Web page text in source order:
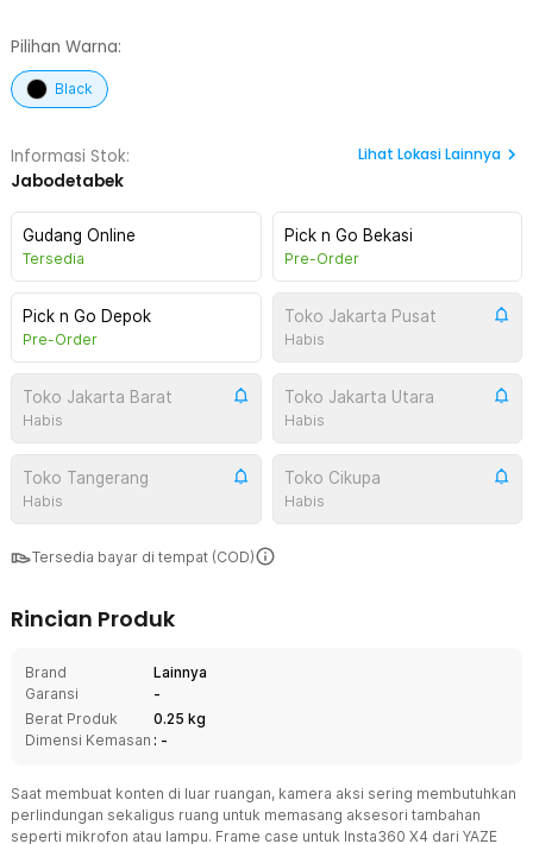
Pilihan Warna:
Black
Informasi Stok:
Jabodetabek
Lihat Lokasi Lainnya
Gudang Online
Tersedia
Pick n Go Bekasi
Pre-Order
Pick n Go Depok
Pre-Order
Toko Jakarta Pusat
Habis
Toko Jakarta Barat
Habis
Toko Jakarta Utara
Habis
Toko Tangerang
Habis
Toko Cikupa
Habis
Tersedia bayar di tempat (COD)
Rincian Produk
Brand
Lainnya
Garansi
-
Berat Produk
0.25 kg
Dimensi Kemasan : -
Saat membuat konten di luar ruangan, kamera aksi sering membutuhkan
perlindungan sekaligus ruang untuk memasang aksesori tambahan
seperti mikrofon atau lampu. Frame case untuk Insta360 X4 dari YAZE